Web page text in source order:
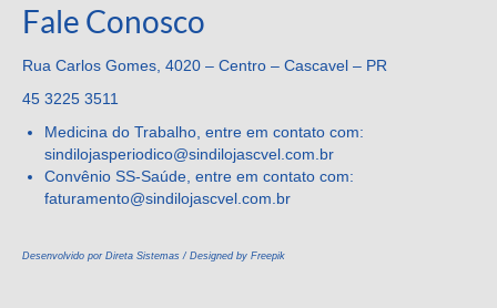
Fale Conosco
Rua Carlos Gomes, 4020 – Centro – Cascavel – PR
45 3225 3511
Medicina do Trabalho, entre em contato com:
sindilojasperiodico@sindilojascvel.com.br
Convênio SS-Saúde, entre em contato com:
faturamento@sindilojascvel. com.br
Desenvolvido por Direta Sistemas / Designed by Freepik